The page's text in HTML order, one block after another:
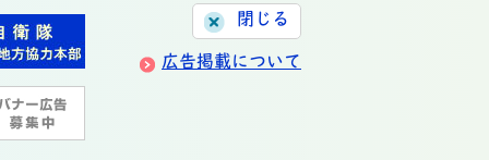
閉じる
広告掲載について